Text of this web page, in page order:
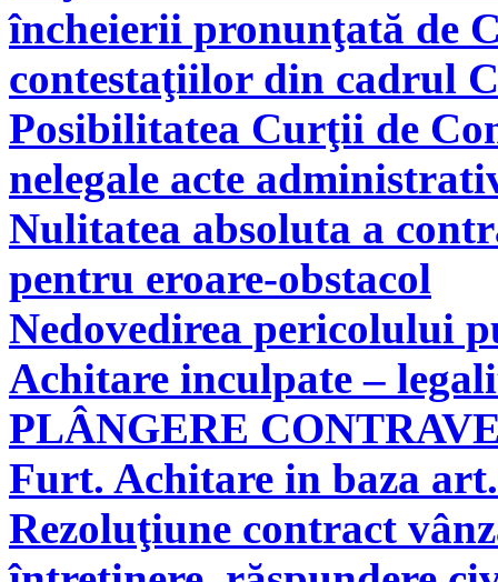
încheierii pronunţată de
contestaţiilor din cadrul
Posibilitatea Curţii de
nelegale acte
Nulitatea absoluta a
pentru eroare-obstacol
Nedovedirea pericolului
Achitare inculpate –
PLÂNGERE
Furt. Achitare in baza
Rezoluţiune contract